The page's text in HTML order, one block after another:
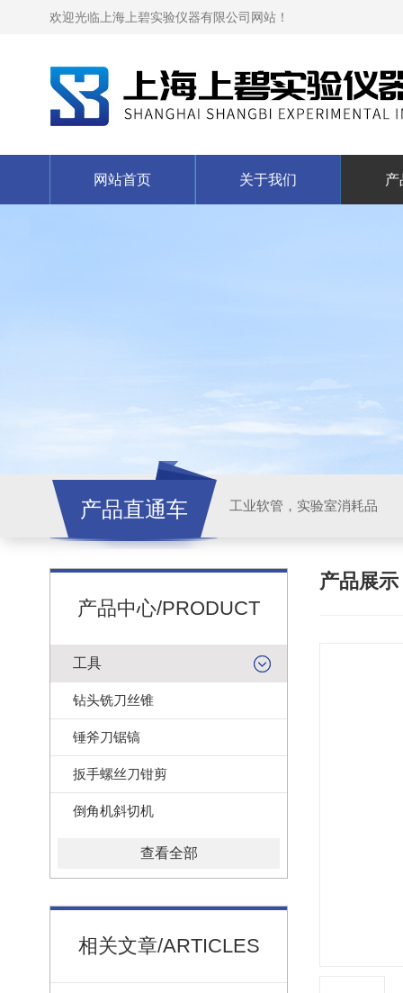
欢迎光临上海上碧实验仪器有限公司网站！
网站首页 关于我们 产
产品直通车 工业软管，实验室消耗品
产品中心/PRODUCT
工具
钻头铣刀丝锥
锤斧刀锯镐
扳手螺丝刀钳剪
倒角机斜切机
查看全部
相关文章/ARTICLES
产品展示